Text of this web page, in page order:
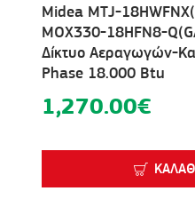
Midea MTJ-
MOX330-18HFN8-
Δίκτυο Αεραγωγών-
Phase 18.000 Βtu
1,270.00€